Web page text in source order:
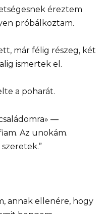
éreztem
próbálkoztam.
már félig részeg, két
ismertek el.
a poharát.
—
Az unokám.
annak ellenére, hogy